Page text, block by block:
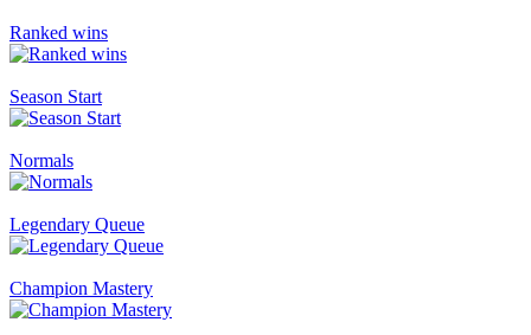
Ranked wins
Season Start
Normals
Legendary Queue
Champion Mastery